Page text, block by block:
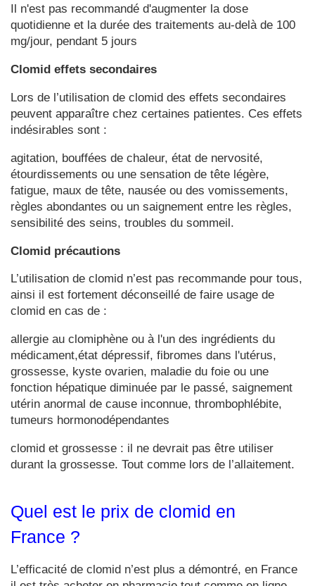
Il n'est pas recommandé d'augmenter la dose
quotidienne et la durée des traitements au-delà de 100
mg/jour, pendant 5 jours
Clomid effets secondaires
Lors de l’utilisation de clomid des effets secondaires
peuvent apparaître chez certaines patientes. Ces effets
indésirables sont :
agitation, bouffées de chaleur, état de nervosité,
étourdissements ou une sensation de tête légère,
fatigue, maux de tête, nausée ou des vomissements,
règles abondantes ou un saignement entre les règles,
sensibilité des seins, troubles du sommeil.
Clomid précautions
L’utilisation de clomid n’est pas recommande pour tous,
ainsi il est fortement déconseillé de faire usage de
clomid en cas de :
allergie au clomiphène ou à l'un des ingrédients du
médicament,état dépressif, fibromes dans l'utérus,
grossesse, kyste ovarien, maladie du foie ou une
fonction hépatique diminuée par le passé, saignement
utérin anormal de cause inconnue, thrombophlébite,
tumeurs hormonodépendantes
clomid et grossesse : il ne devrait pas être utiliser
durant la grossesse. Tout comme lors de l’allaitement.
Quel est le prix de clomid en
France ?
L’efficacité de clomid n’est plus a démontré, en France